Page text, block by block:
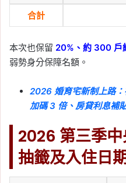
合計
本次也保留 20%、約 300 戶
弱勢身分保障名額。
2026 婚育宅新制上路
加碼 3 倍、房貸利息補
2026 第三季中
抽籤及入住日